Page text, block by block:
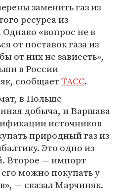
заменить газ из
ресурса из
«вопрос не в
от поставок газа из
от них не зависеть»,
в России
сообщаетТАСС.
в Польше
добыча, и Варшава
источников
природный газ из
Это одно из
Второе — импорт
можно покупать у
— сказал Марчиняк.